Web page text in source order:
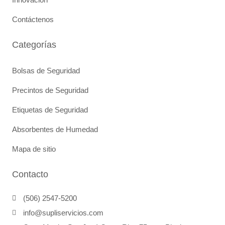
Contáctenos
Categorías
Bolsas de Seguridad
Precintos de Seguridad
Etiquetas de Seguridad
Absorbentes de Humedad
Mapa de sitio
Contacto
(506) 2547-5200
info@supliservicios.com